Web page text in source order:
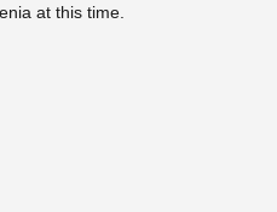
at this time.